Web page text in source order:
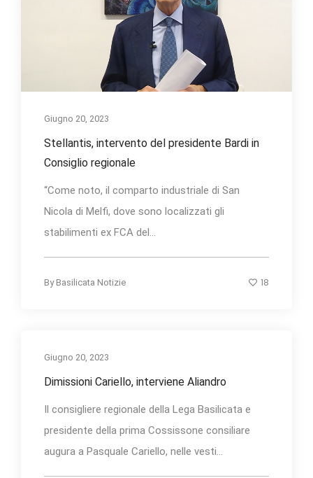
Giugno 20, 2023
Stellantis, intervento del presidente Bardi in
Consiglio regionale
“Come noto, il comparto industriale di San
Nicola di Melfi, dove sono localizzati gli
stabilimenti ex FCA del...
By Basilicata Notizie 18
Giugno 20, 2023
Dimissioni Cariello, interviene Aliandro
Il consigliere regionale della Lega Basilicata e
presidente della prima Cossissone consiliare
augura a Pasquale Cariello, nelle vesti...